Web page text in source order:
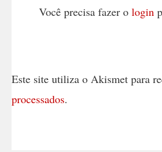
Você precisa fazer o login
Este site utiliza o Akismet para
processados.